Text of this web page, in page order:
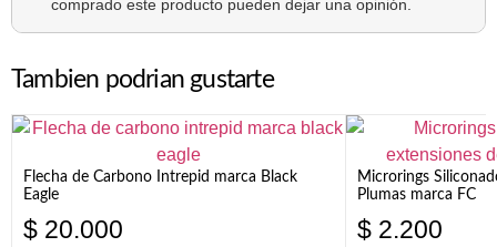
comprado este producto pueden dejar una opinión.
Tambien podrian gustarte
Flecha de Carbono Intrepid marca Black
Eagle
$ 20.000
Microrings
Plumas marca FC
$ 2.200